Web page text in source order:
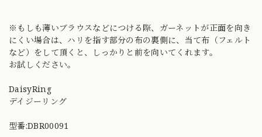
※もしも薄いブラウスなどにつける際、ガーネットが正面を向き
にくい場合は、ハリを指す部分の布の裏側に、当て布（フェルト
など）をして頂くと、しっかりと前を向いてくれます。
お試しください。
DaisyRing
デイジーリング
型番:DBR00091